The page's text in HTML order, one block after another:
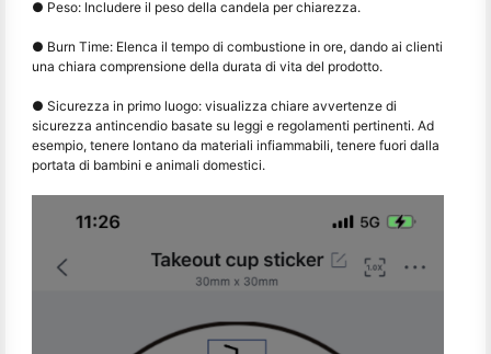
● Peso: Includere il peso della candela per chiarezza.
● Burn Time: Elenca il tempo di combustione in ore, dando ai clienti
una chiara comprensione della durata di vita del prodotto.
● Sicurezza in primo luogo: visualizza chiare avvertenze di
sicurezza antincendio basate su leggi e regolamenti pertinenti. Ad
esempio, tenere lontano da materiali infiammabili, tenere fuori dalla
portata di bambini e animali domestici.